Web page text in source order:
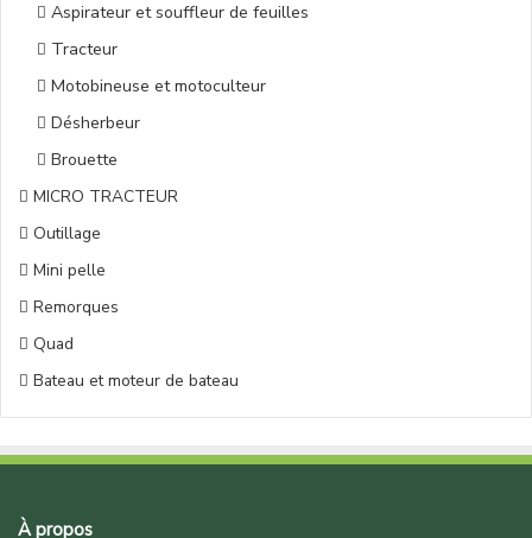
Aspirateur et souffleur de feuilles
Tracteur
Motobineuse et motoculteur
Désherbeur
Brouette
MICRO TRACTEUR
Outillage
Mini pelle
Remorques
Quad
Bateau et moteur de bateau
À propos